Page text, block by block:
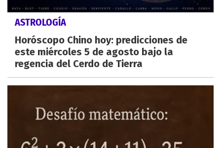
ASTROLOGÍA
Horóscopo Chino hoy: predicciones de
este miércoles 5 de agosto bajo la
regencia del Cerdo de Tierra